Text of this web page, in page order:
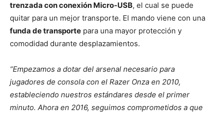
trenzada con conexión Micro-USB, el cual se puede
quitar para un mejor transporte. El mando viene con una
funda de transporte para una mayor protección y
comodidad durante desplazamientos.
“Empezamos a dotar del arsenal necesario para
jugadores de consola con el Razer Onza en 2010,
estableciendo nuestros estándares desde el primer
minuto. Ahora en 2016, seguimos comprometidos a que